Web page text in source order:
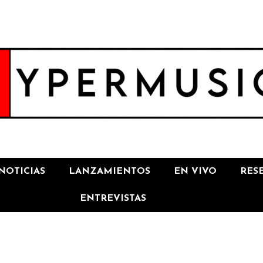
LANZAMIENTOS EN VIVO
ENTREVISTAS